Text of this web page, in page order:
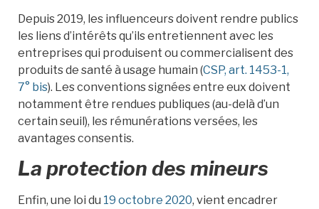
Depuis 2019, les influenceurs doivent rendre publics
les liens d’intérêts qu’ils entretiennent avec les
entreprises qui produisent ou commercialisent des
produits de santé à usage humain (CSP, art. 1453-1,
7° bis). Les conventions signées entre eux doivent
notamment être rendues publiques (au-delà d’un
certain seuil), les rémunérations versées, les
avantages consentis.
La protection des mineurs
Enfin, une loi du 19 octobre 2020, vient encadrer